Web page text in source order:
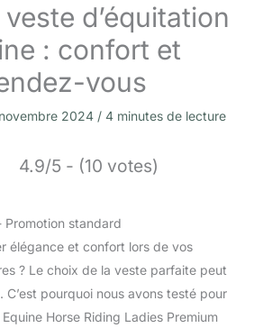
d’équitation
: confort et
vous
2024 / 4 minutes de lecture
4.9/5 - (10 votes)
élégance et confort lors de vos
? Le choix de la veste parfaite peut
pourquoi nous avons testé pour
Horse Riding Ladies Premium